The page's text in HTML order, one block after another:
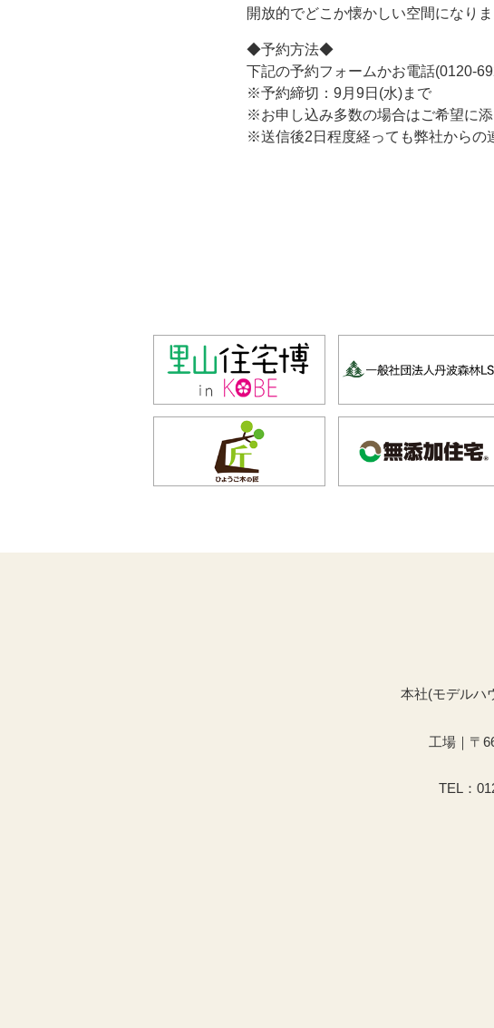
開放的でどこか懐かしい空間になりま
◆予約方法◆
下記の予約フォームかお電話(0120-
※予約締切：9月9日(水)まで
※お申し込み多数の場合はご希望に添
※送信後2日程度経っても弊社からの
本社(モデルハ
工場｜〒
TEL：